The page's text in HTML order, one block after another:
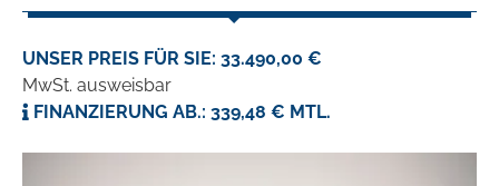
UNSER PREIS FÜR SIE: 33.490,00 €
MwSt. ausweisbar
FINANZIERUNG AB.: 339,48 € MTL.